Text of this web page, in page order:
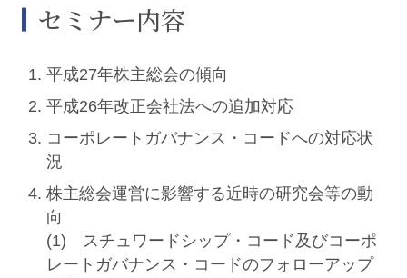
セミナー内容
平成27年株主総会の傾向
平成26年改正会社法への追加対応
コーポレートガバナンス・コードへの対応状
況
株主総会運営に影響する近時の研究会等の動
向
(1) スチュワードシップ・コード及びコーポ
レートガバナンス・コードのフォローアップ